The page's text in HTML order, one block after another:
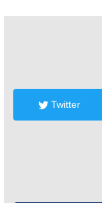
Twitter